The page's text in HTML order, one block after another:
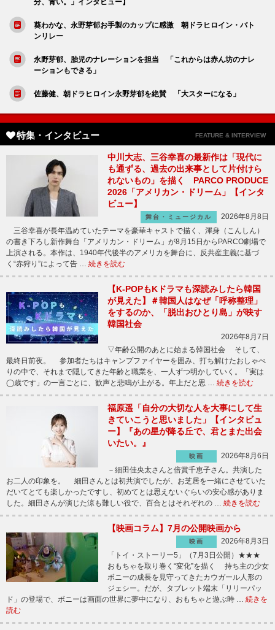
葵わかな、永野芽郁お手製のカップに感激 朝ドラヒロイン・バト
ンリレー
永野芽郁、胎児のナレーションを担当 「これからは赤ん坊のナレ
ーションもできる」
佐藤健、朝ドラヒロイン永野芽郁を絶賛 「大スターになる」
特集・インタビュー FEATURE & INTERVIEW
中川大志、三谷幸喜の最新作は「現代に
も通ずる、過去の出来事として片付けら
れないもの」を描く PARCO PRODUCE
2026「アメリカン・ドリーム」【インタ
ビュー】
舞台・ミュージカル
2026年8月8日
三谷幸喜が長年温めていたテーマを豪華キャストで描く、渾身（こんしん）
の書き下ろし新作舞台「アメリカン・ドリーム」が8月15日からPARCO劇場で
上演される。本作は、1940年代後半のアメリカを舞台に、反共産主義に基づ
く“赤狩り”によって告 … 続きを読む
【K-POPもKドラマも深読みしたら韓国
が見えた】＃韓国人はなぜ「呼称整理」
をするのか、「脱出おひとり島」が映す
韓国社会
2026年8月7日
▽年齢公開のあとに始まる韓国社会 そして、
最終日前夜。 参加者たちはキャンプファイヤーを囲み、打ち解けたおしゃべ
りの中で、それまで隠してきた年齢と職業を、一人ずつ明かしていく。「実は
◯歳です」の一言ごとに、歓声と悲鳴が上がる。年上だと思 … 続きを読む
福原遥「自分の大切な人を大事にして生
きていこうと思いました」【インタビュ
ー】『あの星が降る丘で、君とまた出会
いたい。』
映画
2026年8月6日
－細田佳央太さんと倍賞千恵子さん。共演した
お二人の印象を。 細田さんとは初共演でしたが、お芝居を一緒にさせていた
だいてとても楽しかったですし、初めてとは思えないぐらいの安心感がありま
した。細田さんが演じた涼も難しい役で、百合とはそれぞれの … 続きを読む
【映画コラム】7月の公開映画から
映画
2026年8月3日
「トイ・ストーリー5」（7月3日公開）★★★
おもちゃを取り巻く“変化”を描く 持ち主の少女
ボニーの成長を見守ってきたカウガール人形の
ジェシー。だが、タブレット端末「リリーパッ
ド」の登場で、ボニーは画面の世界に夢中になり、おもちゃと遊ぶ時 … 続きを
読む